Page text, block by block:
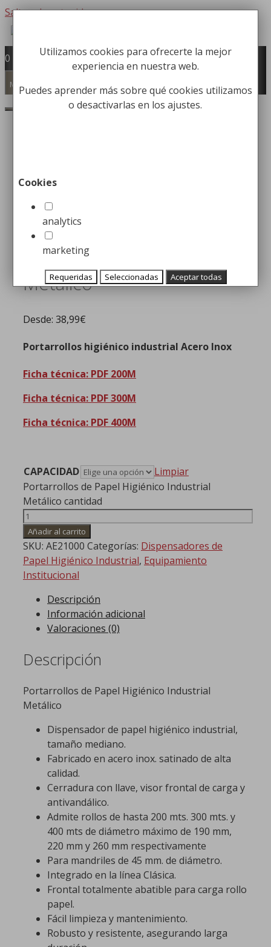
Saltar al contenido
Fabricación y comercialización de
equipamiento para la higiene industrial
Búsqueda de productos
0
Menú
Portarrollos de Papel
Higiénico Industrial
Metálico
Desde: 38,99€
Portarrollos higiénico industrial Acero Inox
Ficha técnica: PDF 200M
Ficha técnica: PDF 300M
Ficha técnica: PDF 400M
CAPACIDAD
Limpiar
Portarrollos de Papel Higiénico Industrial
Metálico cantidad
Añadir al carrito
SKU: AE21000 Categorías: Dispensadores de
Papel Higiénico Industrial, Equipamiento
Institucional
Descripción
Información adicional
Valoraciones (0)
Descripción
Portarrollos de Papel Higiénico Industrial
Metálico
Dispensador de papel higiénico industrial,
tamaño mediano.
Fabricado en acero inox. satinado de alta
calidad.
Cerradura con llave, visor frontal de carga y
antivandálico.
Admite rollos de hasta 200 mts. 300 mts. y
400 mts de diámetro máximo de 190 mm,
220 mm y 260 mm respectivamente
Para mandriles de 45 mm. de diámetro.
Integrado en la línea Clásica.
Frontal totalmente abatible para carga rollo
papel.
Fácil limpieza y mantenimiento.
Robusto y resistente, asegurando larga
Utilizamos cookies para ofrecerte la mejor
experiencia en nuestra web.
Puedes aprender más sobre qué cookies utilizamos
o desactivarlas en los ajustes.
Cookies
analytics
marketing
Requeridas Seleccionadas Aceptar todas